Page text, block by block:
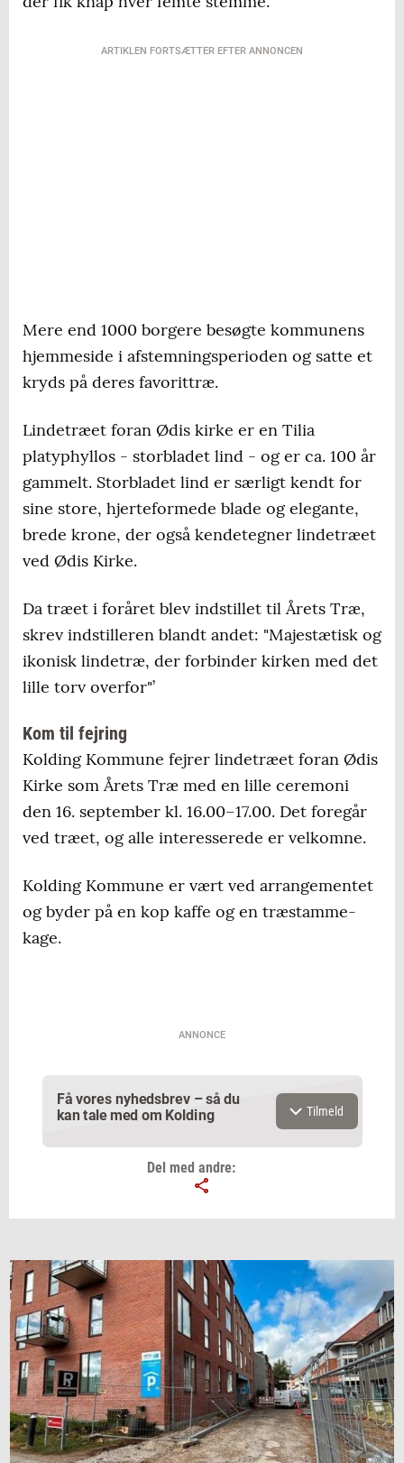
ARTIKLEN FORTSÆTTER EFTER ANNONCEN
Mere end 1000 borgere besøgte kommunens
hjemmeside i afstemningsperioden og satte et
kryds på deres favorittræ.
Lindetræet foran Ødis kirke er en Tilia
platyphyllos - storbladet lind - og er ca. 100 år
gammelt. Storbladet lind er særligt kendt for
sine store, hjerteformede blade og elegante,
brede krone, der også kendetegner lindetræet
ved Ødis Kirke.
Da træet i foråret blev indstillet til Årets Træ,
skrev indstilleren blandt andet: "Majestætisk og
ikonisk lindetræ, der forbinder kirken med det
lille torv overfor"’
Kom til fejring
Kolding Kommune fejrer lindetræet foran Ødis
Kirke som Årets Træ med en lille ceremoni
den 16. september kl. 16.00–17.00. Det foregår
ved træet, og alle interesserede er velkomne.
Kolding Kommune er vært ved arrangementet
og byder på en kop kaffe og en træstamme-
kage.
ANNONCE
Få vores nyhedsbrev – så du
kan tale med om Kolding
Navn
Jeg vil gerne modtage et nyhedsoverblik, samt
relevante tilbud og brugerfordele på mail. Det er altid
muligt at afmelde.Privatlivspolitik.
Tilmeld
Del med andre: